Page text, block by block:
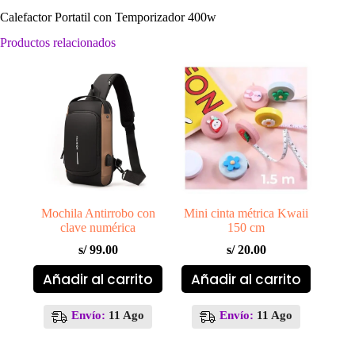
Calefactor Portatil con Temporizador 400w
Productos relacionados
Mochila Antirrobo con
clave numérica
s/99.00
Añadir al carrito
Envío: 11 Ago
Mini cinta métrica Kwaii
150 cm
s/20.00
Añadir al carrito
Envío: 11 Ago